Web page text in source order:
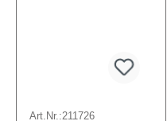
Art.Nr.:211726